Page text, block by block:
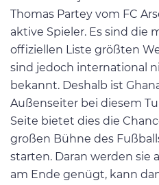
Thomas Partey vom FC
aktive Spieler. Es sind die
offiziellen Liste größten
sind jedoch international
bekannt. Deshalb ist
Außenseiter bei diesem
Seite bietet dies die
großen Bühne des
starten. Daran werden sie
am Ende genügt, kann